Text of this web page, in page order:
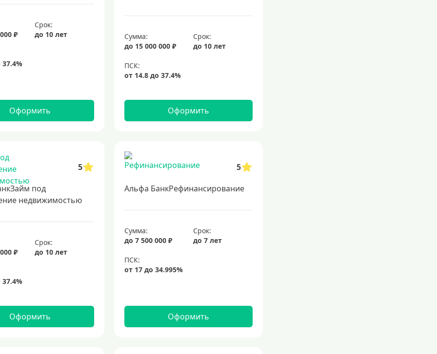
₽
Срок:
до 10 лет
Оформить
Сумма:
до 15 000 000 ₽
Срок:
до 10 лет
Оформить
5
под
недвижимостью
₽
Срок:
до 10 лет
Оформить
5
Альфа БанкРефинансирование
Сумма:
до 7 500 000 ₽
Срок:
до 7 лет
Оформить